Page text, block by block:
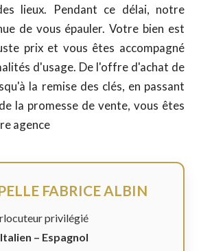
lieux. Pendant ce délai, notre
de vous épauler. Votre bien est
prix et vous êtes accompagné
d'usage. De l'offre d'achat de
la remise des clés, en passant
la promesse de vente, vous êtes
agence
FABRICE ALBIN
privilégié
– Espagnol